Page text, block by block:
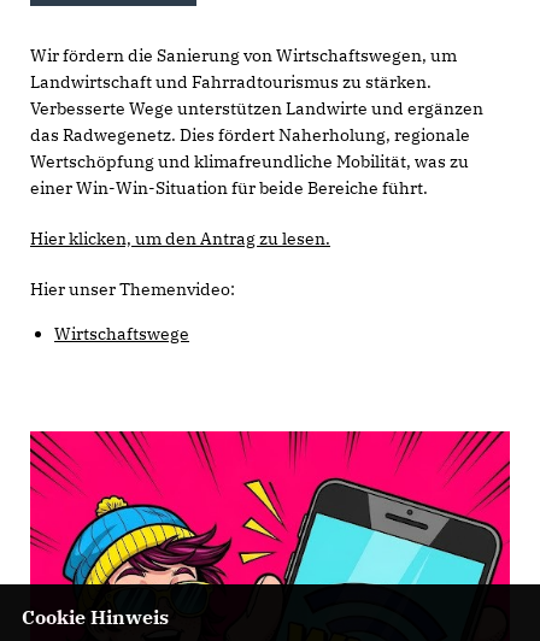
Wir fördern die Sanierung von Wirtschaftswegen, um
Landwirtschaft und Fahrradtourismus zu stärken.
Verbesserte Wege unterstützen Landwirte und ergänzen
das Radwegenetz. Dies fördert Naherholung, regionale
Wertschöpfung und klimafreundliche Mobilität, was zu
einer Win-Win-Situation für beide Bereiche führt.
Hier klicken, um den Antrag zu lesen.
Hier unser Themenvideo:
Wirtschaftswege
Cookie Hinweis